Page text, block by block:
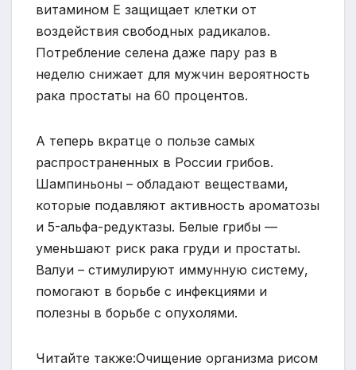
витамином Е защищает клетки от
воздействия свободных радикалов.
Потребление селена даже пару раз в
неделю снижает для мужчин вероятность
рака простаты на 60 процентов.
А теперь вкратце о пользе самых
распространенных в России грибов.
Шампиньоны – обладают веществами,
которые подавляют активность ароматозы
и 5-альфа-редуктазы. Белые грибы —
уменьшают риск рака груди и простаты.
Валуи – стимулируют иммунную систему,
помогают в борьбе с инфекциями и
полезны в борьбе с опухолями.
Читайте также:Очищение организма рисом